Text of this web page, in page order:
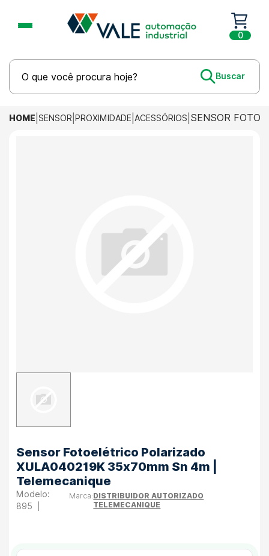
0
HOME SENSOR PROXIMIDADE ACESSÓRIOS SENSOR
Sensor Fotoelétrico Polarizado
XULA040219K 35x70mm Sn 4m |
Telemecanique
895
DISTRIBUIDOR AUTORIZADO
TELEMECANIQUE